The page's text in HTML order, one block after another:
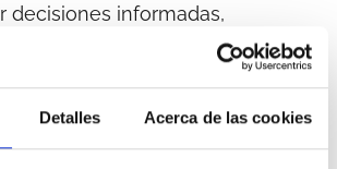
Detalles Acerca de las cookies
decisiones informadas,
comunicación y construir
y rentables. En resumen,
transacciones para
relaciones.